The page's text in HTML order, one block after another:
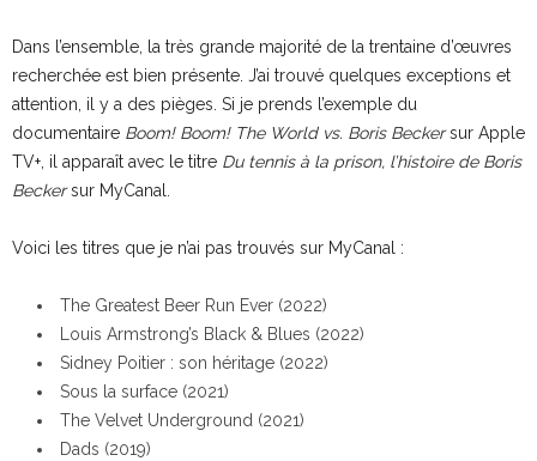
Dans l’ensemble, la très grande majorité de la trentaine d’œuvres
recherchée est bien présente. J’ai trouvé quelques exceptions et
attention, il y a des pièges. Si je prends l’exemple du
documentaire Boom! Boom! The World vs. Boris Beckersur Apple
TV+, il apparaît avec le titre Du tennis à la prison, l’histoire de Boris
Beckersur MyCanal.
Voici les titres que je n’ai pas trouvés sur MyCanal :
The Greatest Beer Run Ever (2022)
Louis Armstrong’s Black & Blues (2022)
Sidney Poitier : son héritage (2022)
Sous la surface (2021)
The Velvet Underground (2021)
Dads (2019)